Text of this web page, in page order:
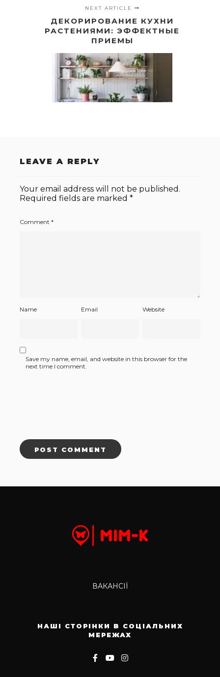
NEXT ARTICLE
ДЕКОРИРОВАНИЕ КУХНИ
РАСТЕНИЯМИ: ЭФФЕКТНЫЕ
ПРИЕМЫ
LEAVE A REPLY
Your email address will not be published.
Required fields are marked *
Comment *
Name Email Website
Save my name, email, and website in this browser for the
next time I comment.
ВАКАНСІЇ
НАШІ СТОРІНКИ В СОЦІАЛЬНИХ
МЕРЕЖАХ